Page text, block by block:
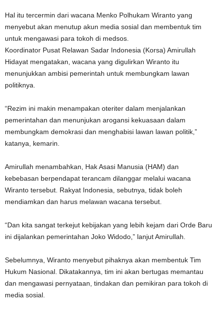
Hal itu tercermin dari wacana Menko Polhukam Wiranto yang
menyebut akan menutup akun media sosial dan membentuk tim
untuk mengawasi para tokoh di medsos.
Koordinator Pusat Relawan Sadar Indonesia (Korsa) Amirullah
Hidayat mengatakan, wacana yang digulirkan Wiranto itu
menunjukkan ambisi pemerintah untuk membungkam lawan
politiknya.
“Rezim ini makin menampakan oteriter dalam menjalankan
pemerintahan dan menunjukan arogansi kekuasaan dalam
membungkam demokrasi dan menghabisi lawan lawan politik,”
katanya, kemarin.
Amirullah menambahkan, Hak Asasi Manusia (HAM) dan
kebebasan berpendapat terancam dilanggar melalui wacana
Wiranto tersebut. Rakyat Indonesia, sebutnya, tidak boleh
mendiamkan dan harus melawan wacana tersebut.
“Dan kita sangat terkejut kebijakan yang lebih kejam dari Orde Baru
ini dijalankan pemerintahan Joko Widodo,” lanjut Amirullah.
Sebelumnya, Wiranto menyebut pihaknya akan membentuk Tim
Hukum Nasional. Dikatakannya, tim ini akan bertugas memantau
dan mengawasi pernyataan, tindakan dan pemikiran para tokoh di
media sosial.